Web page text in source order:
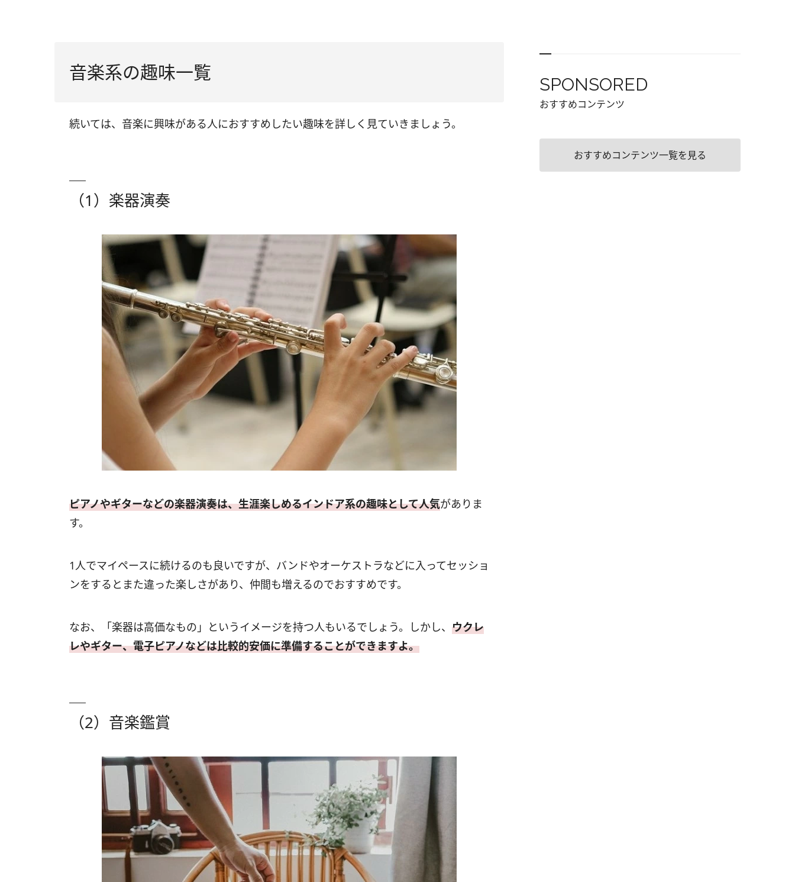
音楽系の趣味一覧
続いては、音楽に興味がある人におすすめしたい趣味を詳しく見ていきましょう。
（1）楽器演奏
ピアノやギターなどの楽器演奏は、生涯楽しめるインドア系の趣味として人気がありま
す。
1人でマイペースに続けるのも良いですが、バンドやオーケストラなどに入ってセッショ
ンをするとまた違った楽しさがあり、仲間も増えるのでおすすめです。
なお、「楽器は高価なもの」というイメージを持つ人もいるでしょう。しかし、 ウクレ
レやギター、電子ピアノなどは比較的安価に準備することができますよ。
（2）音楽鑑賞
SPONSORED
おすすめコンテンツ
おすすめコンテンツ一覧を見る